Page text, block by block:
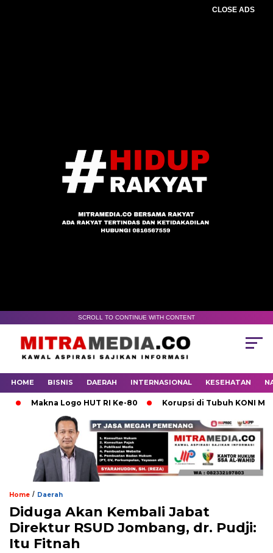
CLOSE ADS
SCROLL TO CONTINUE WITH CONTENT
HOME BISNIS DAERAH INTERNASIONAL KESEHATAN
Makna Logo HUT RI Ke-80 Korupsi di Tubuh KONI
Home / Daerah
Diduga Akan Kembali Jabat
Direktur RSUD Jombang, dr. Pudji:
Itu Fitnah